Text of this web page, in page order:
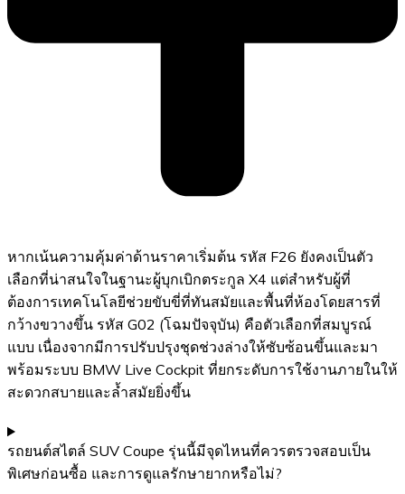
หากเน้นความคุ้มค่าด้านราคาเริ่มต้น รหัส F26 ยังคงเป็นตัว
เลือกที่น่าสนใจในฐานะผู้บุกเบิกตระกูล X4 แต่สำหรับผู้ที่
ต้องการเทคโนโลยีช่วยขับขี่ที่ทันสมัยและพื้นที่ห้องโดยสารที่
กว้างขวางขึ้น รหัส G02 (โฉมปัจจุบัน) คือตัวเลือกที่สมบูรณ์
แบบ เนื่องจากมีการปรับปรุงชุดช่วงล่างให้ซับซ้อนขึ้นและมา
พร้อมระบบ BMW Live Cockpit ที่ยกระดับการใช้งานภายในให้
สะดวกสบายและล้ำสมัยยิ่งขึ้น
รถยนต์สไตล์ SUV Coupe รุ่นนี้มีจุดไหนที่ควรตรวจสอบเป็น
พิเศษก่อนซื้อ และการดูแลรักษายากหรือไม่?